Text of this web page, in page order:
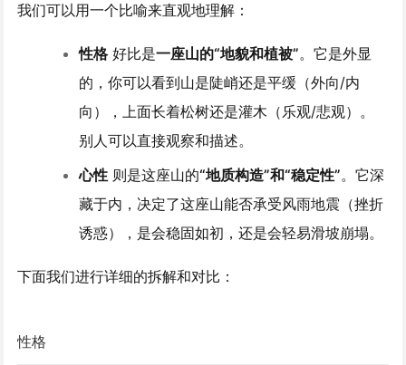
我们可以用一个比喻来直观地理解：
性格好比是一座山的“地貌和植被”。它是外显
的，你可以看到山是陡峭还是平缓（外向/内
向），上面长着松树还是灌木（乐观/悲观）。
别人可以直接观察和描述。
心性 则是这座山的“地质构造”和“稳定性”。它深
藏于内，决定了这座山能否承受风雨地震（挫折
诱惑），是会稳固如初，还是会轻易滑坡崩塌。
下面我们进行详细的拆解和对比：
性格